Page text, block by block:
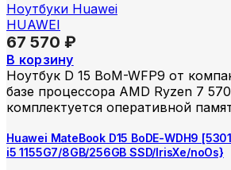
Ноутбуки Huawei
HUAWEI
67 570 ₽
В корзину
Ноутбук D 15 BoM-WFP9 от
базе процессора AMD Ryzen 7
комплектуется оперативной
Huawei MateBook D15 BoDE-WDH9
i5 1155G7/8GB/256GB SSD/IrisXe/noOs}